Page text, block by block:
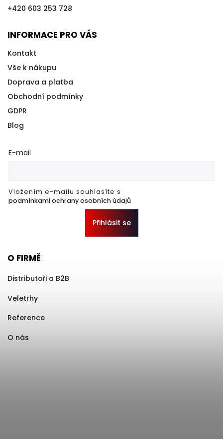
+420 603 253 728
INFORMACE PRO VÁS
Kontakt
Vše k nákupu
Doprava a platba
Obchodní podmínky
GDPR
Blog
E-mail
Vložením e-mailu souhlasíte s
podmínkami ochrany osobních údajů
Přihlásit se
O FIRMĚ
Distributoři a B2B
Veletrhy
Reference
O nás